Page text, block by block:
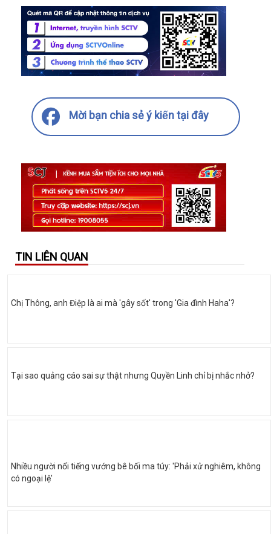
Mời bạn chia sẻ ý kiến tại đây
TIN LIÊN QUAN
Chị Thông, anh Điệp là ai mà 'gây sốt' trong 'Gia đình Haha'?
Tại sao quảng cáo sai sự thật nhưng Quyền Linh chỉ bị nhắc nhở?
Nhiều người nổi tiếng vướng bê bối ma túy: 'Phải xử nghiêm, không
có ngoại lệ'